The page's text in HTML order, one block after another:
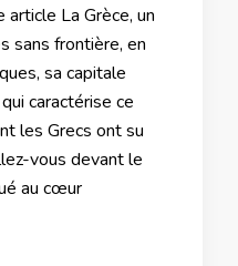
article La Grèce, un
sans frontière, en
sa capitale
caractérise ce
les Grecs ont su
vous devant le
au cœur